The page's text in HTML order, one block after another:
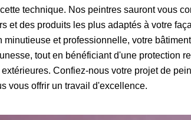
technique. Nos peintres sauront vous
et des produits les plus adaptés à votre
minutieuse et professionnelle, votre
tout en bénéficiant d'une protection
Confiez-nous votre projet de
vous offrir un travail d'excellence.